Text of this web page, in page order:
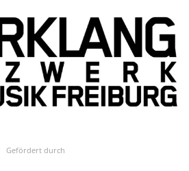
Gefördert durch